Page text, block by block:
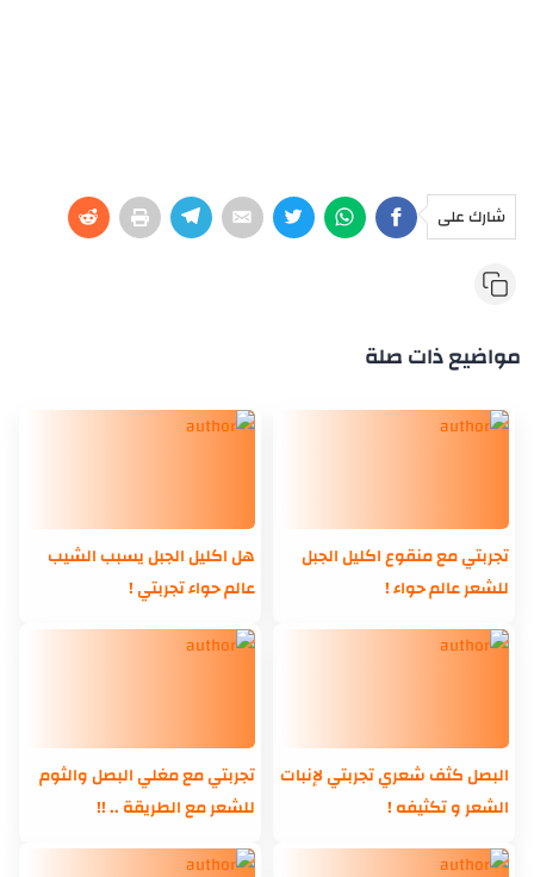
شارك على
مواضيع ذات صلة
تجربتي مع منقوع اكليل الجبل
للشعر عالم حواء !
هل اكليل الجبل يسبب الشيب
عالم حواء تجربتي !
البصل كثف شعري تجربتي لإنبات
الشعر و تكثيفه !
تجربتي مع مغلي البصل والثوم
للشعر مع الطريقة .. !!